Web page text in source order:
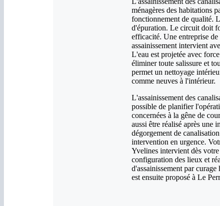
ménagères des habitations
fonctionnement de qualité.
d'épuration. Le circuit doit
efficacité. Une entreprise
assainissement intervient
L'eau est projetée avec
éliminer toute salissure et
permet un nettoyage
comme neuves à l'intérieur.
L'assainissement des
possible de planifier
concernées à la gêne de
aussi être réalisé après une
dégorgement de
intervention en urgence.
Yvelines intervient dès
configuration des lieux et
d'assainissement par
est ensuite proposé à Le